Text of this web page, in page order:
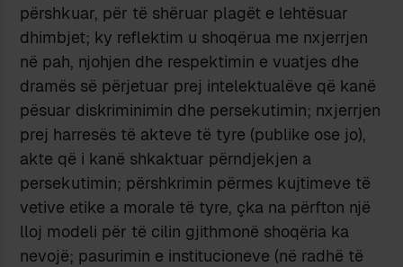
përshkuar, për të shëruar plagët e lehtësuar
dhimbjet; ky reflektim u shoqërua me nxjerrjen
në pah, njohjen dhe respektimin e vuatjes dhe
dramës së përjetuar prej intelektualëve që kanë
pësuar diskriminimin dhe persekutimin; nxjerrjen
prej harresës të akteve të tyre (publike ose jo),
akte që i kanë shkaktuar përndjekjen a
persekutimin; përshkrimin përmes kujtimeve të
vetive etike a morale të tyre, çka na përfton një
lloj modeli për të cilin gjithmonë shoqëria ka
nevojë; pasurimin e institucioneve (në radhë të